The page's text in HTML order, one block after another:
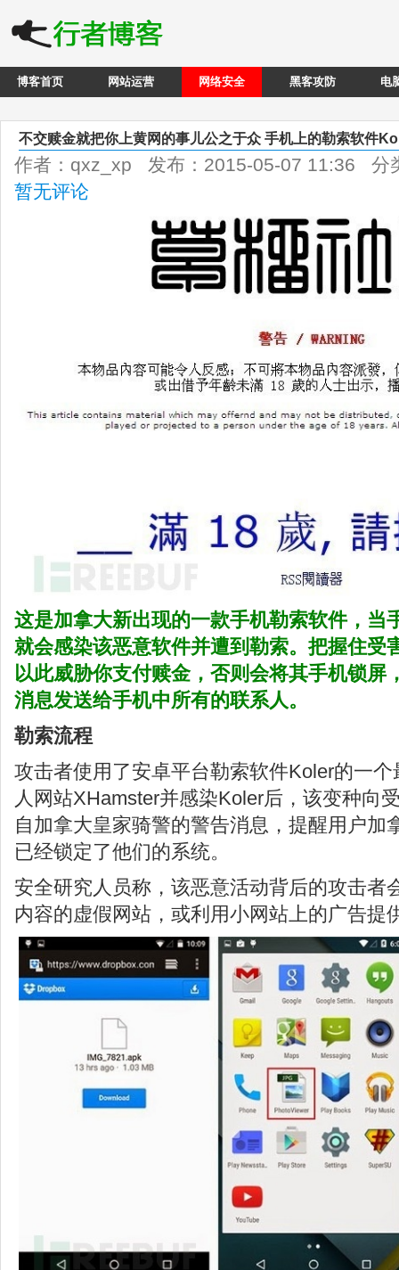
博客首页 网站运营 网络安全 黑客攻防 电
不交赎金就把你上黄网的事儿公之于众 手机上的勒索软件
作者：qxz_xp 发布：2015-05-07 11:36 分
暂无评论
这是加拿大新出现的一款手机勒索软件，当
就会感染该恶意软件并遭到勒索。把握住受
以此威胁你支付赎金，否则会将其手机锁屏
消息发送给手机中所有的联系人。
勒索流程
攻击者使用了安卓平台勒索软件Koler的一
人网站XHamster并感染Koler后，该变种向
自加拿大皇家骑警的警告消息，提醒用户加
已经锁定了他们的系统。
安全研究人员称，该恶意活动背后的攻击者
内容的虚假网站，或利用小网站上的广告提